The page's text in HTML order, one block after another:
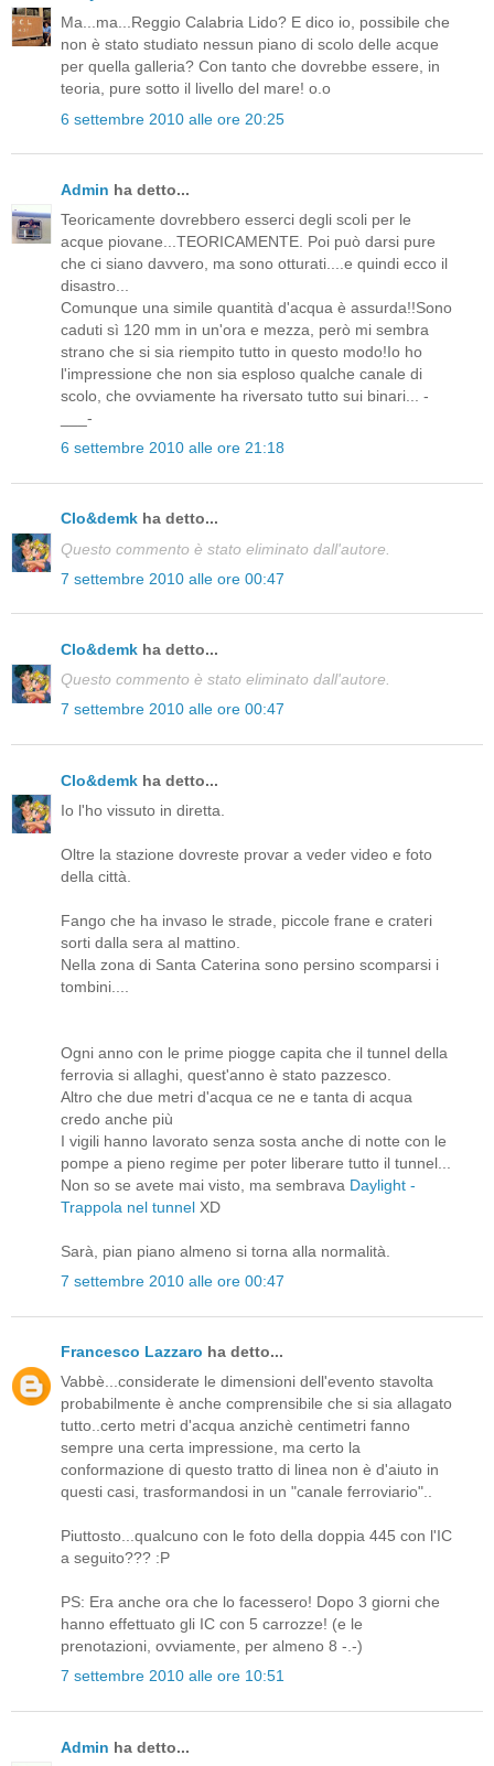
Ma...ma...Reggio Calabria Lido? E dico io, possibile che
non è stato studiato nessun piano di scolo delle acque
per quella galleria? Con tanto che dovrebbe essere, in
teoria, pure sotto il livello del mare! o.o
6 settembre 2010 alle ore 20:25
Admin ha detto...
Teoricamente dovrebbero esserci degli scoli per le
acque piovane...TEORICAMENTE. Poi può darsi pure
che ci siano davvero, ma sono otturati....e quindi ecco il
disastro...
Comunque una simile quantità d'acqua è assurda!!Sono
caduti sì 120 mm in un'ora e mezza, però mi sembra
strano che si sia riempito tutto in questo modo!Io ho
l'impressione che non sia esploso qualche canale di
scolo, che ovviamente ha riversato tutto sui binari... -
___-
6 settembre 2010 alle ore 21:18
Clo&demk ha detto...
Questo commento è stato eliminato dall'autore.
7 settembre 2010 alle ore 00:47
Clo&demk ha detto...
Questo commento è stato eliminato dall'autore.
7 settembre 2010 alle ore 00:47
Clo&demk ha detto...
Io l'ho vissuto in diretta.
Oltre la stazione dovreste provar a veder video e foto
della città.
Fango che ha invaso le strade, piccole frane e crateri
sorti dalla sera al mattino.
Nella zona di Santa Caterina sono persino scomparsi i
tombini....
Ogni anno con le prime piogge capita che il tunnel della
ferrovia si allaghi, quest'anno è stato pazzesco.
Altro che due metri d'acqua ce ne e tanta di acqua
credo anche più
I vigili hanno lavorato senza sosta anche di notte con le
pompe a pieno regime per poter liberare tutto il tunnel...
Non so se avete mai visto, ma sembrava Daylight -
Trappola nel tunnel XD
Sarà, pian piano almeno si torna alla normalità.
7 settembre 2010 alle ore 00:47
Francesco Lazzaro ha detto...
Vabbè...considerate le dimensioni dell'evento stavolta
probabilmente è anche comprensibile che si sia allagato
tutto..certo metri d'acqua anzichè centimetri fanno
sempre una certa impressione, ma certo la
conformazione di questo tratto di linea non è d'aiuto in
questi casi, trasformandosi in un "canale ferroviario"..
Piuttosto...qualcuno con le foto della doppia 445 con l'IC
a seguito??? :P
PS: Era anche ora che lo facessero! Dopo 3 giorni che
hanno effettuato gli IC con 5 carrozze! (e le
prenotazioni, ovviamente, per almeno 8 -.-)
7 settembre 2010 alle ore 10:51
Admin ha detto...